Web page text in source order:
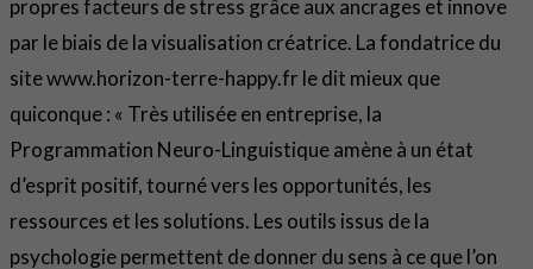
propres facteurs de stress grâce aux ancrages et innove
par le biais de la visualisation créatrice. La fondatrice du
site www.horizon-terre-happy.fr le dit mieux que
quiconque : « Très utilisée en entreprise, la
Programmation Neuro-Linguistique amène à un état
d’esprit positif, tourné vers les opportunités, les
ressources et les solutions. Les outils issus de la
psychologie permettent de donner du sens à ce que l’on